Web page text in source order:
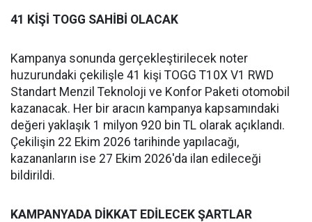
41 KİŞİ TOGG SAHİBİ OLACAK
Kampanya sonunda gerçekleştirilecek noter
huzurundaki çekilişle 41 kişi TOGG T10X V1 RWD
Standart Menzil Teknoloji ve Konfor Paketi otomobil
kazanacak. Her bir aracın kampanya kapsamındaki
değeri yaklaşık 1 milyon 920 bin TL olarak açıklandı.
Çekilişin 22 Ekim 2026 tarihinde yapılacağı,
kazananların ise 27 Ekim 2026'da ilan edileceği
bildirildi.
KAMPANYADA DİKKAT EDİLECEK ŞARTLAR